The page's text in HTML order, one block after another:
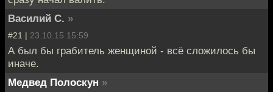
Василий С. »
#21 | 23.10.15 15:59
А был бы грабитель женщиной - всё сложилось бы
иначе.
Медвед Полоскун »